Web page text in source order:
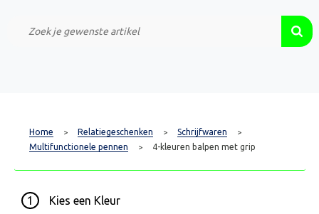
Custom Made Projecten
Home > Relatiegeschenken > Schrijfwaren >
Multifunctionele pennen > 4-kleuren balpen met grip
1 Kies een Kleur